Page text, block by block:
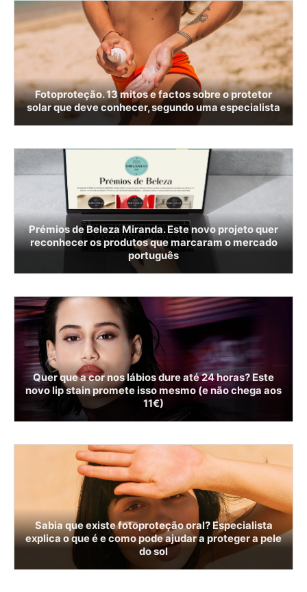
Fotoproteção. 13 mitos e factos sobre o protetor
solar que deve conhecer, segundo uma especialista
Prémios de Beleza Miranda. Este novo projeto quer
reconhecer os produtos que marcaram o mercado
português
Quer que a cor nos lábios dure até 24 horas? Este
novo lip stain promete isso mesmo (e não chega aos
11€)
Sabia que existe fotoproteção oral? Especialista
explica o que é e como pode ajudar a proteger a pele
do sol